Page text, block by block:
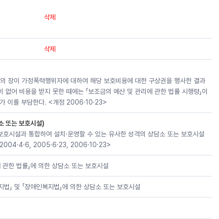
삭제
삭제
장이 가정폭력행위자에 대하여 해당 보호비용에 대한 구상권을 행사한 결과
어 비용을 받지 못한 때에는 「보조금의 예산 및 관리에 관한 법률 시행령」이
이를 부담한다. <개정 2006·10·23>
또는 보호시설)
시설과 통합하여 설치·운영할 수 있는 유사한 성격의 상담소 또는 보호시설
2004·4·6, 2005·6·23, 2006·10·23>
한 법률」에 의한 상담소 또는 보호시설
지법」 및 「장애인복지법」에 의한 상담소 또는 보호시설